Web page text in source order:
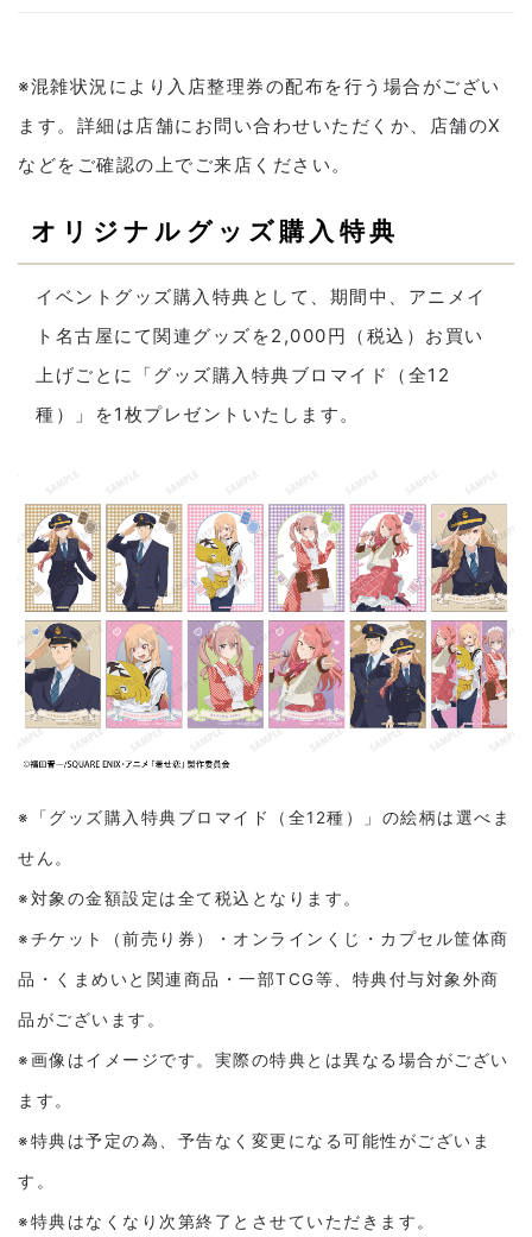
※混雑状況により入店整理券の配布を行う場合がござい
ます。詳細は店舗にお問い合わせいただくか、店舗のX
などをご確認の上でご来店ください。
オリジナルグッズ購入特典
イベントグッズ購入特典として、期間中、アニメイ
ト名古屋にて関連グッズを2,000円（税込）お買い
上げごとに「グッズ購入特典ブロマイド（全12
種）」を1枚プレゼントいたします。
※「グッズ購入特典ブロマイド（全12種）」の絵柄は選べま
せん。
※対象の金額設定は全て税込となります。
※チケット（前売り券）・オンラインくじ・カプセル筐体商
品・くまめいと関連商品・一部TCG等、特典付与対象外商
品がございます。
※画像はイメージです。実際の特典とは異なる場合がござい
ます。
※特典は予定の為、予告なく変更になる可能性がございま
す。
※特典はなくなり次第終了とさせていただきます。